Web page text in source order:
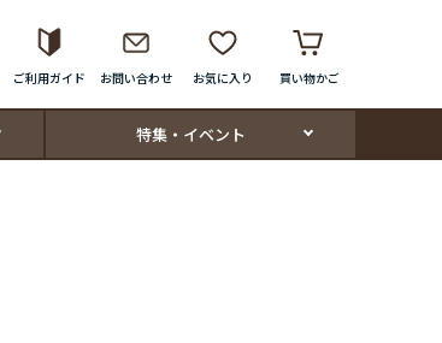
ご利用ガイド お問い合わせ お気に入り 買い物かご
特集・イベント